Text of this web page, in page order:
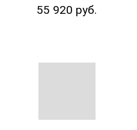
55 920 руб.